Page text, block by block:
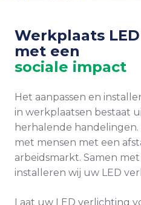
Werkplaats
met een
sociale impact
Het aanpassen en
in werkplaatsen bestaat
herhalende
met mensen met een
arbeidsmarkt. Samen
installeren wij uw LED
Laat uw LED verlichting